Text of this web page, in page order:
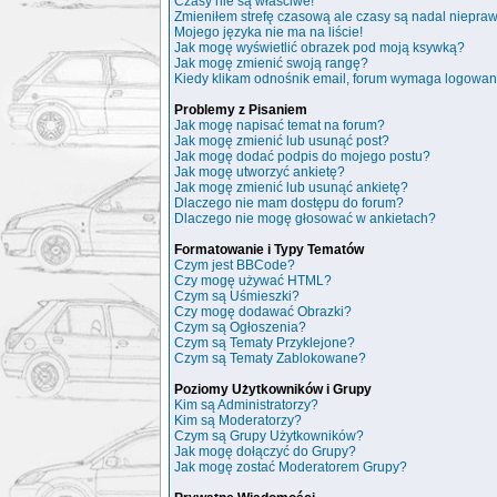
Zmieniłem strefę czasową ale czasy są nadal
Mojego języka nie ma na liście!
Jak mogę wyświetlić obrazek pod moją ksywką?
Jak mogę zmienić swoją rangę?
Kiedy klikam odnośnik email, forum wymaga
Problemy z Pisaniem
Jak mogę napisać temat na forum?
Jak mogę zmienić lub usunąć post?
Jak mogę dodać podpis do mojego postu?
Jak mogę utworzyć ankietę?
Jak mogę zmienić lub usunąć ankietę?
Dlaczego nie mam dostępu do forum?
Dlaczego nie mogę głosować w ankietach?
Formatowanie i Typy Tematów
Czym jest BBCode?
Czy mogę używać HTML?
Czym są Uśmieszki?
Czy mogę dodawać Obrazki?
Czym są Ogłoszenia?
Czym są Tematy Przyklejone?
Czym są Tematy Zablokowane?
Poziomy Użytkowników i Grupy
Kim są Administratorzy?
Kim są Moderatorzy?
Czym są Grupy Użytkowników?
Jak mogę dołączyć do Grupy?
Jak mogę zostać Moderatorem Grupy?